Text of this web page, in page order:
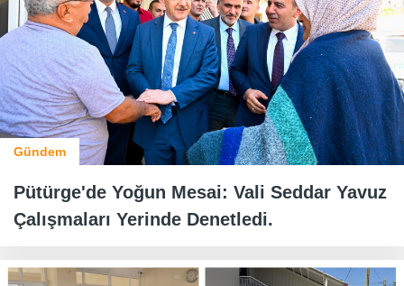
Gündem
Pütürge'de Yoğun Mesai: Vali Seddar Yavuz
Çalışmaları Yerinde Denetledi.